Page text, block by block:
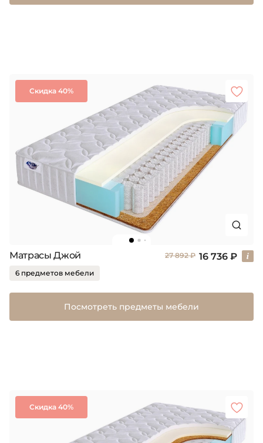
Скидка 40%
Матрасы Джой 27 892 ₽ 16 736 ₽
6 предметов мебели
Посмотреть предметы мебели
Скидка 40%